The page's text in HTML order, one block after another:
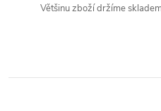
p
Většinu zboží držíme